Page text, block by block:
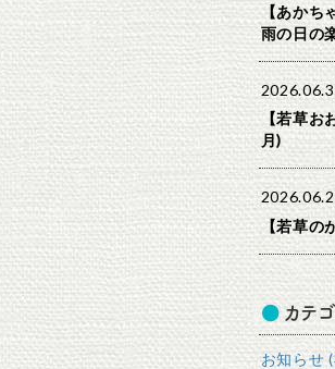
【あかち
雨の日の
【若草お
月)
【若草の
カテ
お知らせ